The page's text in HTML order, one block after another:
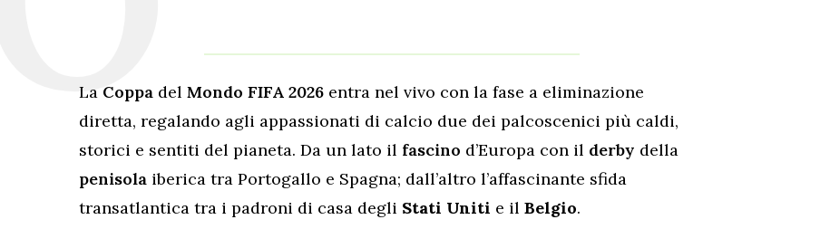
La Coppa del Mondo FIFA 2026 entra nel vivo con la fase a eliminazione
diretta, regalando agli appassionati di calcio due dei palcoscenici più caldi,
storici e sentiti del pianeta. Da un lato il fascino d’Europa con il derby della
penisola iberica tra Portogallo e Spagna; dall’altro l’affascinante sfida
transatlantica tra i padroni di casa degli Stati Uniti e il Belgio.